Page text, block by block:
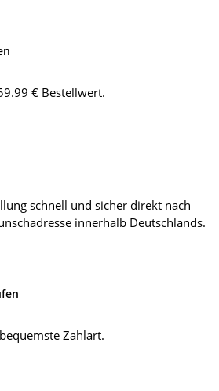
€ Bestellwert.
schnell und sicher direkt nach
innerhalb Deutschlands.
Zahlart.